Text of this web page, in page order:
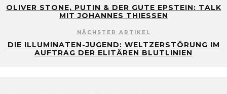
OLIVER STONE, PUTIN & DER GUTE EPSTEIN: TALK
MIT JOHANNES THIESSEN
NÄCHSTER ARTIKEL
DIE ILLUMINATEN-JUGEND: WELTZERSTÖRUNG IM
AUFTRAG DER ELITÄREN BLUTLINIEN